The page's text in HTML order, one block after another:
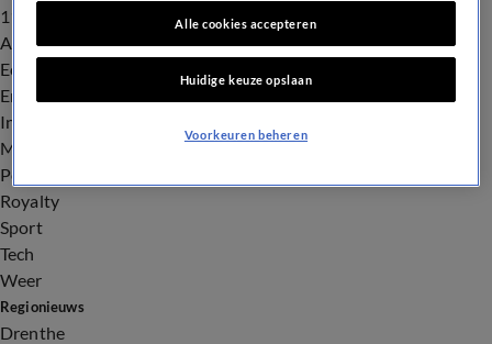
112
Advies & Tips
Economie
Entertainment
Infrastructuur
Milieu en Gezondheid
Politiek
Royalty
Sport
Tech
Weer
Regionieuws
Drenthe
Alle cookies accepteren
Huidige keuze opslaan
Voorkeuren beheren